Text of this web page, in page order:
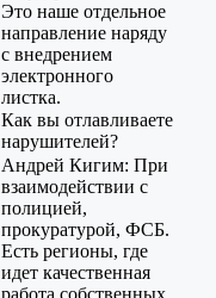
Это наше отдельное
направление наряду
с внедрением
электронного
листка.
Как вы отлавливаете
нарушителей?
Андрей Кигим: При
взаимодействии с
полицией,
прокуратурой, ФСБ.
Есть регионы, где
идет качественная
работа собственных